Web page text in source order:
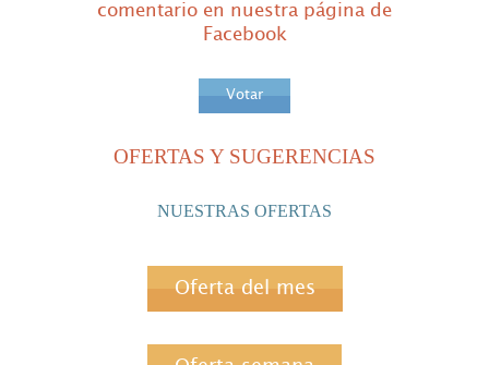
comentario en nuestra página de
Facebook
Votar
OFERTAS Y SUGERENCIAS
NUESTRAS OFERTAS
Oferta del mes